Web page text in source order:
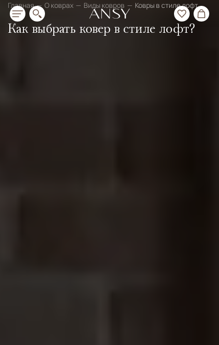
Главная О коврах Виды ковров Ковры в стиле лофт
Как выбрать ковер в стиле лофт?